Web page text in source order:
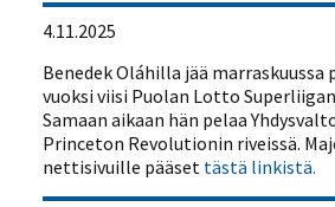
4.11.2025
Benedek Oláhilla jää marraskuussa
vuoksi viisi Puolan Lotto
Samaan aikaan hän pelaa
Princeton Revolutionin riveissä.
nettisivuille pääset tästä linkistä.